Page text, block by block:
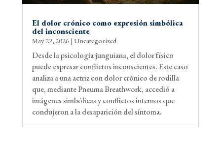
El dolor crónico como expresión simbólica
del inconsciente
May 22, 2026| Uncategorized
Desde la psicología junguiana, el dolor físico
puede expresar conflictos inconscientes. Este caso
analiza a una actriz con dolor crónico de rodilla
que, mediante Pneuma Breathwork, accedió a
imágenes simbólicas y conflictos internos que
condujeron a la desaparición del síntoma.